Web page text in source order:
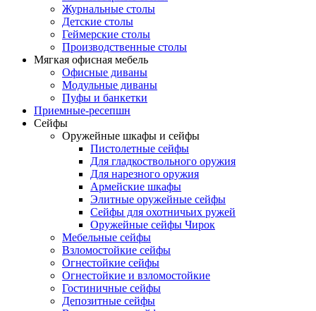
Журнальные столы
Детские столы
Геймерские столы
Производственные столы
Мягкая офисная мебель
Офисные диваны
Модульные диваны
Пуфы и банкетки
Приемные-ресепшн
Сейфы
Оружейные шкафы и сейфы
Пистолетные сейфы
Для гладкоствольного оружия
Для нарезного оружия
Армейские шкафы
Элитные оружейные сейфы
Сейфы для охотничьих ружей
Оружейные сейфы Чирок
Мебельные сейфы
Взломостойкие сейфы
Огнестойкие сейфы
Огнестойкие и взломостойкие
Гостиничные сейфы
Депозитные сейфы